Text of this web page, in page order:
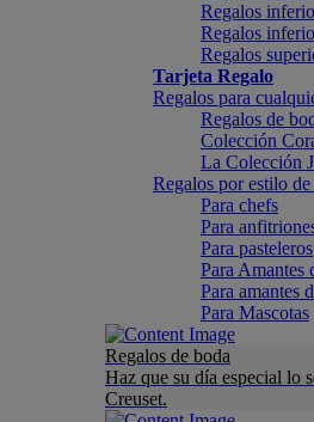
Regalos
Regalos
Regalos
Tarjeta Regalo
Regalos para
Regalos de
Colección
La Colección
Regalos por estilo
Para chefs
Para
Para pasteleros
Para Amantes
Para amantes
Para Mascotas
Regalos de boda
Haz que su día especial lo
Creuset.